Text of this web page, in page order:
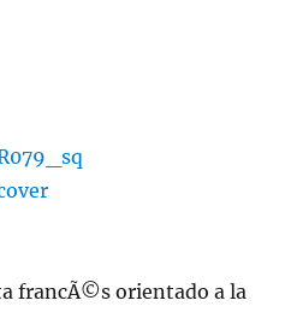
francÃ©s orientado a la